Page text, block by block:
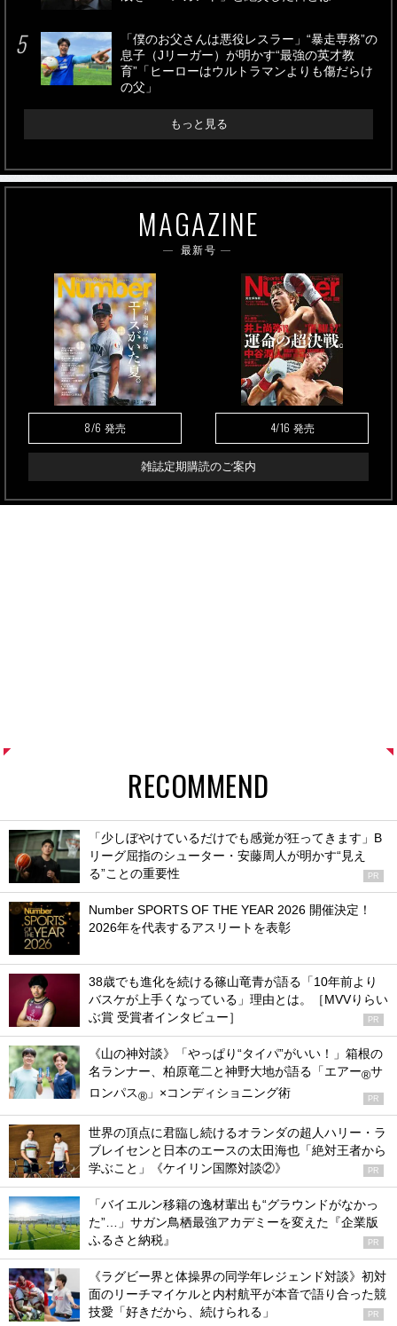
「僕のお父さんは悪役レスラー」“暴走専務”の
息子（Jリーガー）が明かす“最強の英才教
育”「ヒーローはウルトラマンよりも傷だらけ
の父」
もっと見る
MAGAZINE
最新号
8/6 発売 4/16 発売
雑誌定期購読のご案内
RECOMMEND
「少しぼやけているだけでも感覚が狂ってきます」B
リーグ屈指のシューター・安藤周人が明かす“見え
る”ことの重要性
PR
Number SPORTS OF THE YEAR 2026 開催決定！
2026年を代表するアスリートを表彰
38歳でも進化を続ける篠山竜青が語る「10年前より
バスケが上手くなっている」理由とは。［MVVりらい
ぶ賞 受賞者インタビュー］
PR
《山の神対談》「やっぱり“タイパ”がいい！」箱根の
名ランナー、柏原竜二と神野大地が語る「エアー®サ
ロンパス® 」×コンディショニング術 PR
世界の頂点に君臨し続けるオランダの超人ハリー・ラ
ブレイセンと日本のエースの太田海也「絶対王者から
学ぶこと」《ケイリン国際対談②》
PR
「バイエルン移籍の逸材輩出も“グラウンドがなかっ
た”…」サガン鳥栖最強アカデミーを変えた『企業版
ふるさと納税』
PR
《ラグビー界と体操界の同学年レジェンド対談》初対
面のリーチマイケルと内村航平が本音で語り合った競
技愛「好きだから、続けられる」
PR